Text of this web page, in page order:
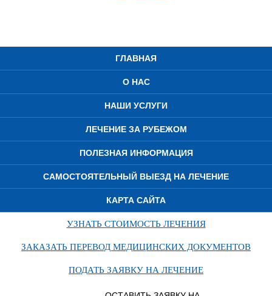
ГЛАВНАЯ
О НАС
НАШИ УСЛУГИ
ЛЕЧЕНИЕ ЗА РУБЕЖОМ
ПОЛЕЗНАЯ ИНФОРМАЦИЯ
САМОСТОЯТЕЛЬНЫЙ ВЫЕЗД НА ЛЕЧЕНИЕ
КАРТА САЙТА
УЗНАТЬ СТОИМОСТЬ ЛЕЧЕНИЯ
ЗАКАЗАТЬ ПЕРЕВОД МЕДИЦИНСКИХ ДОКУМЕНТОВ
ПОДАТЬ ЗАЯВКУ НА ЛЕЧЕНИЕ